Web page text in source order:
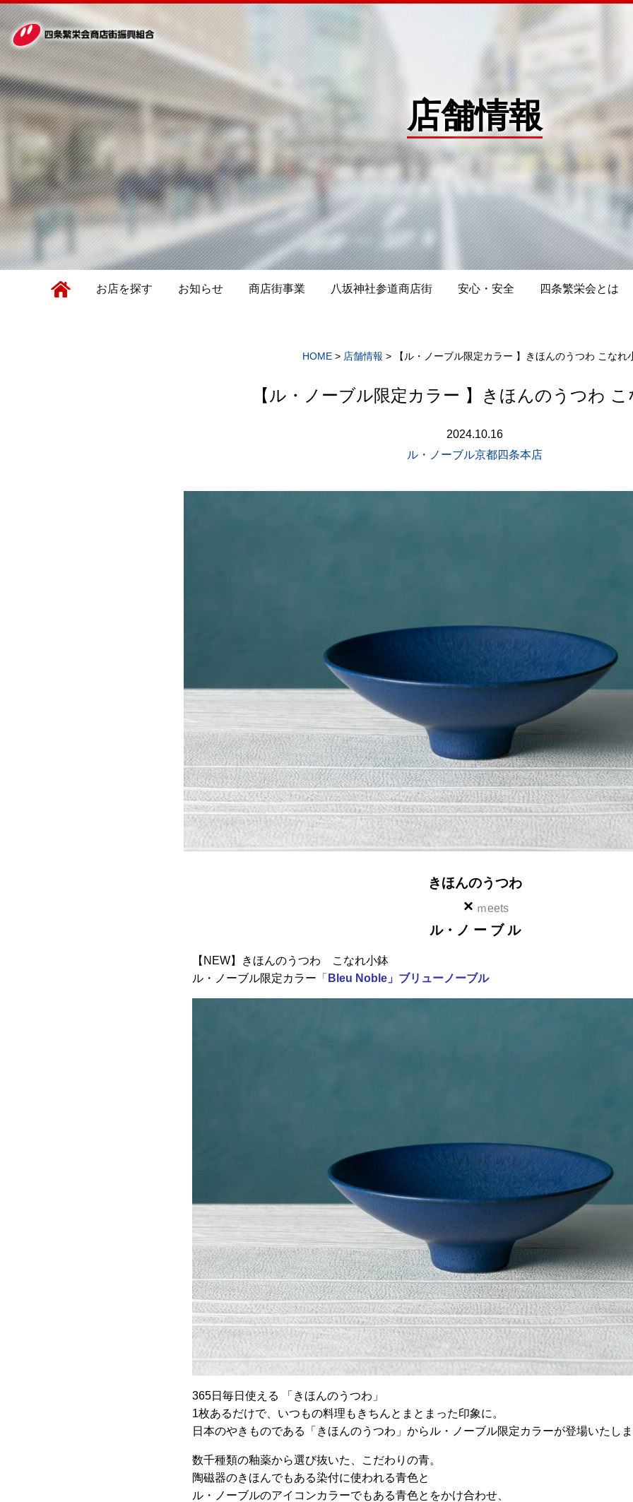
店舗情報
お店を探す お知らせ 商店街事業 八坂神社参道商店街 安心・安全 四条繁栄会とは
HOME > 店舗情報 > 【ル・ノーブル限定カラー 】きほんのうつわ こなれ
【ル・ノーブル限定カラー 】きほんのうつわ
2024.10.16
ル・ノーブル京都四条本店
きほんのうつわ
× ｍeets
ル・ノ ー ブ ル
【NEW】きほんのうつわ こなれ小鉢
ル・ノーブル限定カラー 「 Bleu Noble」ブリューノーブル
365日毎日使える 「きほんのうつわ」
1枚あるだけで、いつもの料理もきちんとまとまった印象に。
日本のやきものである「きほんのうつわ」からル・ノーブル限定カラーが登場いたし
数千種類の釉薬から選び抜いた、こだわりの青。
陶磁器のきほんでもある染付に使われる青色と
ル・ノーブルのアイコンカラーでもある青色とをかけ合わせ、